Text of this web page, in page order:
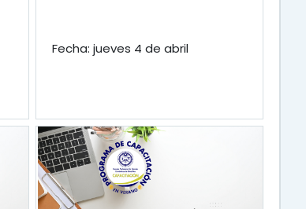
Fecha: jueves 4 de abril